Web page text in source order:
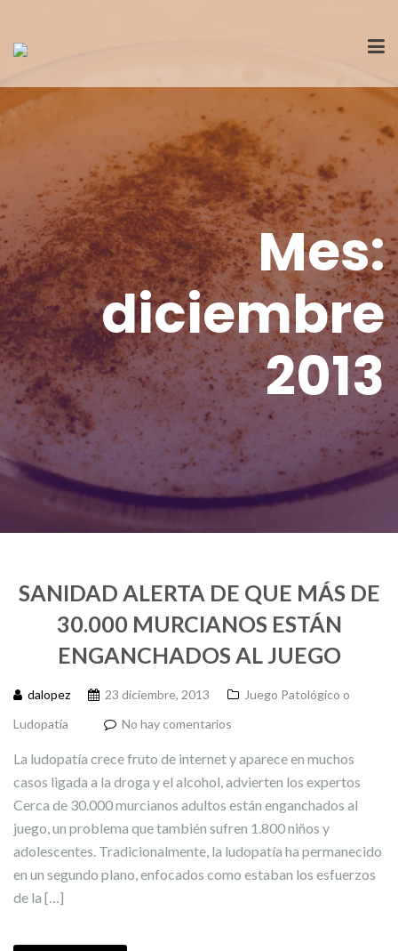
Mes:
diciembre
2013
SANIDAD ALERTA DE QUE MÁS DE
30.000 MURCIANOS ESTÁN
ENGANCHADOS AL JUEGO
dalopez 23 diciembre, 2013
Juego Patológico o
Ludopatía
No hay comentarios
La ludopatía crece fruto de internet y aparece en muchos
casos ligada a la droga y el alcohol, advierten los expertos
Cerca de 30.000 murcianos adultos están enganchados al
juego, un problema que también sufren 1.800 niños y
adolescentes. Tradicionalmente, la ludopatía ha permanecido
en un segundo plano, enfocados como estaban los esfuerzos
de la […]